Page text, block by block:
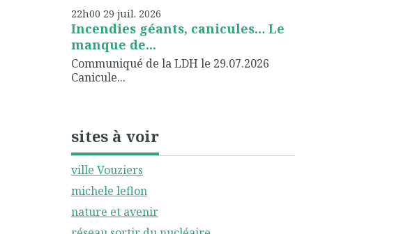
22h00 29 juil. 2026
Incendies géants, canicules… Le
manque de...
Communiqué de la LDH le 29.07.2026
Canicule...
sites à voir
ville Vouziers
michele leflon
nature et avenir